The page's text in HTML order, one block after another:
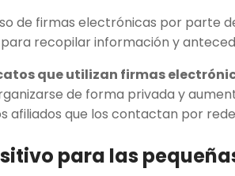
de firmas electrónicas por parte
recopilar información y
que utilizan firmas
de forma privada y
afiliados que los contactan por
para las